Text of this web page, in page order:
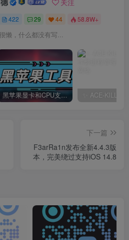
422 29 44 58.8W+
懒，什么都没有写...
黑苹果显卡和CPU支持情况以及购买硬件防踩坑指南
下一篇
F3arRa1n发布全新4.4.3版
本，完美绕过支持iOS 14.8